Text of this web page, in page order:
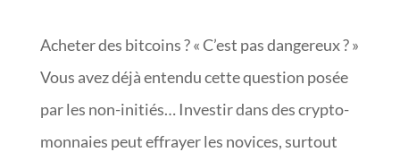
Acheter des bitcoins ? « C’est pas dangereux ? »
Vous avez déjà entendu cette question posée
par les non-initiés… Investir dans des crypto-
monnaies peut effrayer les novices, surtout